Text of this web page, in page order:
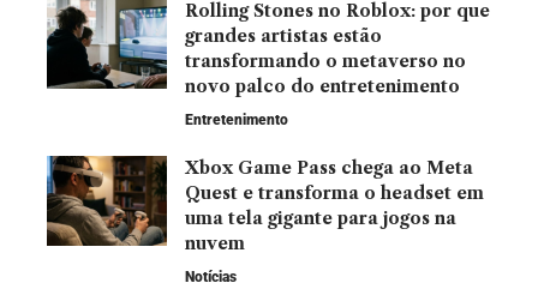
Rolling Stones no Roblox: por que
grandes artistas estão
transformando o metaverso no
novo palco do entretenimento
Entretenimento
Xbox Game Pass chega ao Meta
Quest e transforma o headset em
uma tela gigante para jogos na
nuvem
Notícias